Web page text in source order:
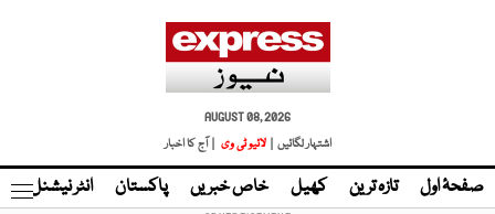
AUGUST 08, 2026
اشتہار لگائیں |
لائیو ٹی وی | آج کا اخبار
صفحۂ اول تازہ ترین کھیل خاص خبریں پاکستان انٹر نیشنل